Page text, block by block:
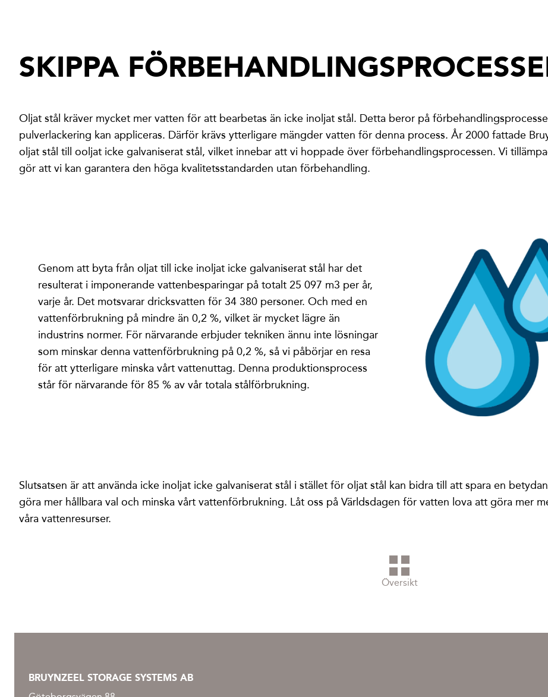
SKIPPA
Oljat stål kräver mycket mer vatten för att bearbetas än icke inoljat stål. Detta beror på
pulverlackering kan appliceras. Därför krävs ytterligare mängder vatten för denna process. År 2000 fattade
oljat stål till ooljat icke galvaniserat stål, vilket innebar att vi hoppade över förbehandlingsprocessen. Vi
gör att vi kan garantera den höga kvalitetsstandarden utan förbehandling.
Genom att byta från oljat till icke inoljat icke galvaniserat stål har det
resulterat i imponerande vattenbesparingar på totalt 25 097 m3 per år,
varje år. Det motsvarar dricksvatten för 34 380 personer. Och med en
vattenförbrukning på mindre än 0,2 %, vilket är mycket lägre än
industrins normer. För närvarande erbjuder tekniken ännu inte lösningar
som minskar denna vattenförbrukning på 0,2 %, så vi påbörjar en resa
för att ytterligare minska vårt vattenuttag. Denna produktionsprocess
står för närvarande för 85 % av vår totala stålförbrukning.
Slutsatsen är att använda icke inoljat icke galvaniserat stål i stället för oljat stål kan bidra till att spara en
göra mer hållbara val och minska vårt vattenförbrukning. Låt oss på Världsdagen för vatten lova att göra mer
våra vattenresurser.
Översikt
BRUYNZEEL STORAGE SYSTEMS AB